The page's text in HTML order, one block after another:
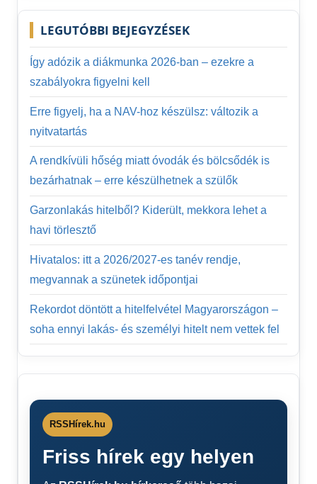
LEGUTÓBBI BEJEGYZÉSEK
Így adózik a diákmunka 2026-ban – ezekre a
szabályokra figyelni kell
Erre figyelj, ha a NAV-hoz készülsz: változik a
nyitvatartás
A rendkívüli hőség miatt óvodák és bölcsődék is
bezárhatnak – erre készülhetnek a szülők
Garzonlakás hitelből? Kiderült, mekkora lehet a
havi törlesztő
Hivatalos: itt a 2026/2027-es tanév rendje,
megvannak a szünetek időpontjai
Rekordot döntött a hitelfelvétel Magyarországon –
soha ennyi lakás- és személyi hitelt nem vettek fel
RSSHírek.hu
Friss hírek egy helyen